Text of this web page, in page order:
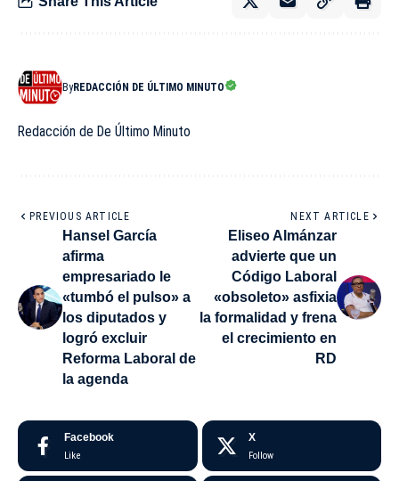
ByREDACCIÓN DE ÚLTIMO MINUTO
Redacción de De Último Minuto
PREVIOUS ARTICLE
Hansel García
afirma
empresariado le
«tumbó el pulso» a
los diputados y
logró excluir
Reforma Laboral de
la agenda
NEXT ARTICLE
Eliseo Almánzar
advierte que un
Código Laboral
«obsoleto» asfixia
la formalidad y frena
el crecimiento en
RD
Facebook
Like
X
Follow